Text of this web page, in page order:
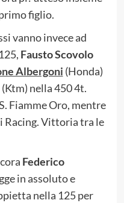
figlio.
vanno invece ad
Fausto Scovolo
Albergoni (Honda)
(Ktm) nella 450 4t.
Fiamme Oro, mentre
Racing. Vittoria tra le
Federico
in assoluto e
nella 125 per